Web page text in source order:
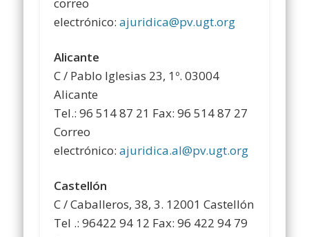
correo
electrónico:ajuridica@pv.ugt.org
Alicante
C / Pablo Iglesias 23, 1º. 03004
Alicante
Tel.: 96 514 87 21 Fax: 96 514 87 27
Correo
electrónico:ajuridica.al@pv.ugt.org
Castellón
C / Caballeros, 38, 3. 12001 Castellón
Tel .: 96422 94 12 Fax: 96 422 94 79